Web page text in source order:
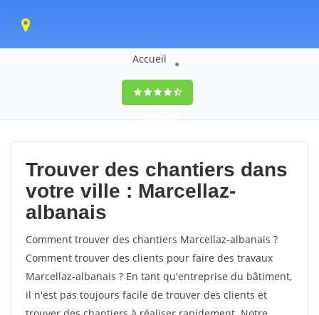
Accueil
9,5(100%)0
votes
Trouver des chantiers dans
votre ville : Marcellaz-
albanais
Comment trouver des chantiers Marcellaz-albanais ?
Comment trouver des clients pour faire des travaux
Marcellaz-albanais ? En tant qu'entreprise du bâtiment,
il n'est pas toujours facile de trouver des clients et